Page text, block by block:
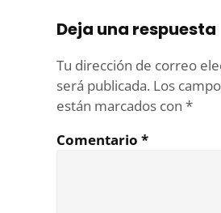
Deja una respuesta
Tu dirección de correo
será publicada. Los
están marcados con *
Comentario *